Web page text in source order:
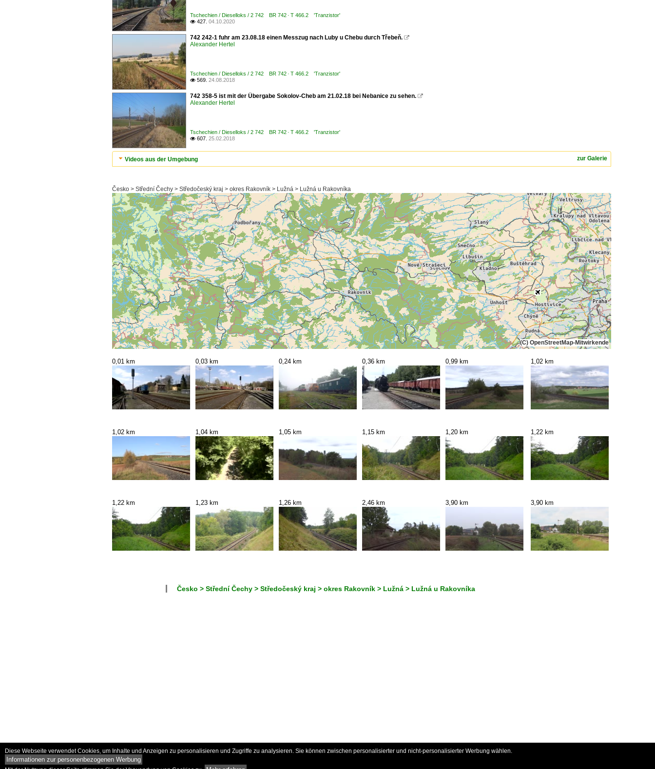
Tschechien / Dieselloks / 2 742 BR 742 · T 466.2 'Tranzistor'
 427. 04.10.2020
742 242-1 fuhr am 23.08.18 einen Messzug nach Luby u Chebu durch Třebeň. 
Alexander Hertel
Tschechien / Dieselloks / 2 742 BR 742 · T 466.2 'Tranzistor'
 569. 24.08.2018
742 358-5 ist mit der Übergabe Sokolov-Cheb am 21.02.18 bei Nebanice zu sehen. 
Alexander Hertel
Tschechien / Dieselloks / 2 742 BR 742 · T 466.2 'Tranzistor'
 607. 25.02.2018
zur Galerie
Videos aus der Umgebung
Česko > Střední Čechy > Středočeský kraj > okres Rakovník > Lužná > Lužná u Rakovníka
(C) OpenStreetMap-Mitwirkende
0,01 km 0,03 km 0,24 km 0,36 km 0,99 km 1,02 km
1,02 km 1,04 km 1,05 km 1,15 km 1,20 km 1,22 km
1,22 km 1,23 km 1,26 km 2,46 km 3,90 km 3,90 km
Česko > Střední Čechy > Středočeský kraj > okres Rakovník > Lužná > Lužná u Rakovníka
Diese Webseite verwendet Cookies, um Inhalte und Anzeigen zu personalisieren und Zugriffe zu analysieren. Sie können zwischen personalisierter und nicht-personalisierter Werbung wählen.
Informationen zur personenbezogenen Werbung